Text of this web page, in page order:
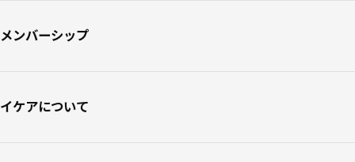
メンバーシップ
イケアについて